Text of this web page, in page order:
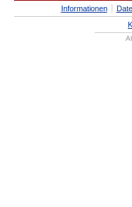
Informationen